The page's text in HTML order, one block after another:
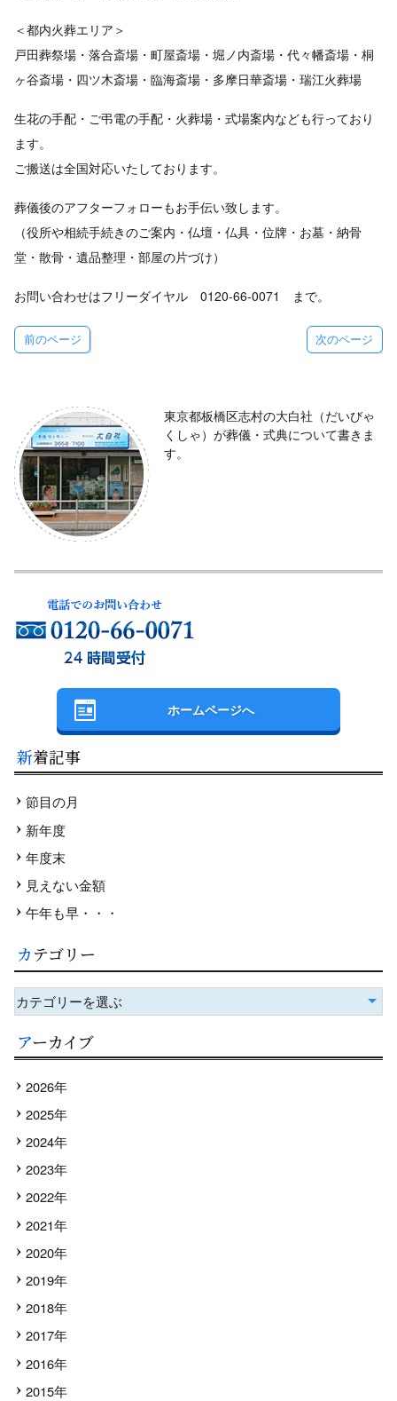
＜都内火葬エリア＞
戸田葬祭場・落合斎場・町屋斎場・堀ノ内斎場・代々幡斎場・桐
ヶ谷斎場・四ツ木斎場・臨海斎場・多摩日華斎場・瑞江火葬場
生花の手配・ご弔電の手配・火葬場・式場案内なども行っており
ます。
ご搬送は全国対応いたしております。
葬儀後のアフターフォローもお手伝い致します。
（役所や相続手続きのご案内・仏壇・仏具・位牌・お墓・納骨
堂・散骨・遺品整理・部屋の片づけ）
お問い合わせはフリーダイヤル 0120-66-0071 まで。
前のページ 次のページ
東京都板橋区志村の大白社（だいびゃ
くしゃ）が葬儀・式典について書きま
す。
ホームページへ
新着記事
節目の月
新年度
年度末
見えない金額
午年も早・・・
カテゴリー
カテゴリーを選ぶ
アーカイブ
2026年
2025年
2024年
2023年
2022年
2021年
2020年
2019年
2018年
2017年
2016年
2015年